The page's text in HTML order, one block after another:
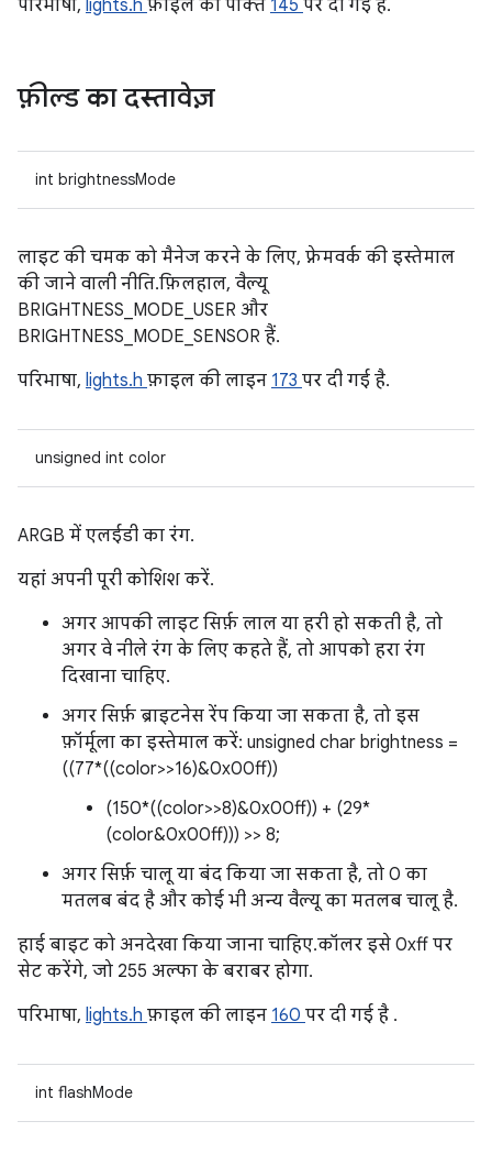
परिभाषा, lights.h फ़ाइल की पंक्ति 145 पर दी गई है.
फ़ील्ड का दस्तावेज़
int brightnessMode
लाइट की चमक को मैनेज करने के लिए, फ़्रेमवर्क की इस्तेमाल
की जाने वाली नीति. फ़िलहाल, वैल्यू
BRIGHTNESS_MODE_USER और
BRIGHTNESS_MODE_SENSOR हैं.
परिभाषा, lights.h फ़ाइल की लाइन 173 पर दी गई है.
unsigned int color
ARGB में एलईडी का रंग.
यहां अपनी पूरी कोशिश करें.
अगर आपकी लाइट सिर्फ़ लाल या हरी हो सकती है, तो
अगर वे नीले रंग के लिए कहते हैं, तो आपको हरा रंग
दिखाना चाहिए.
अगर सिर्फ़ ब्राइटनेस रेंप किया जा सकता है, तो इस
फ़ॉर्मूला का इस्तेमाल करें: unsigned char brightness =
((77*((color>>16)&0x00ff))
(150*((color>>8)&0x00ff)) + (29*
(color&0x00ff))) >> 8;
अगर सिर्फ़ चालू या बंद किया जा सकता है, तो 0 का
मतलब बंद है और कोई भी अन्य वैल्यू का मतलब चालू है.
हाई बाइट को अनदेखा किया जाना चाहिए. कॉलर इसे 0xff पर
सेट करेंगे, जो 255 अल्फा के बराबर होगा.
परिभाषा, lights.h फ़ाइल की लाइन 160 पर दी गई है .
int flashMode